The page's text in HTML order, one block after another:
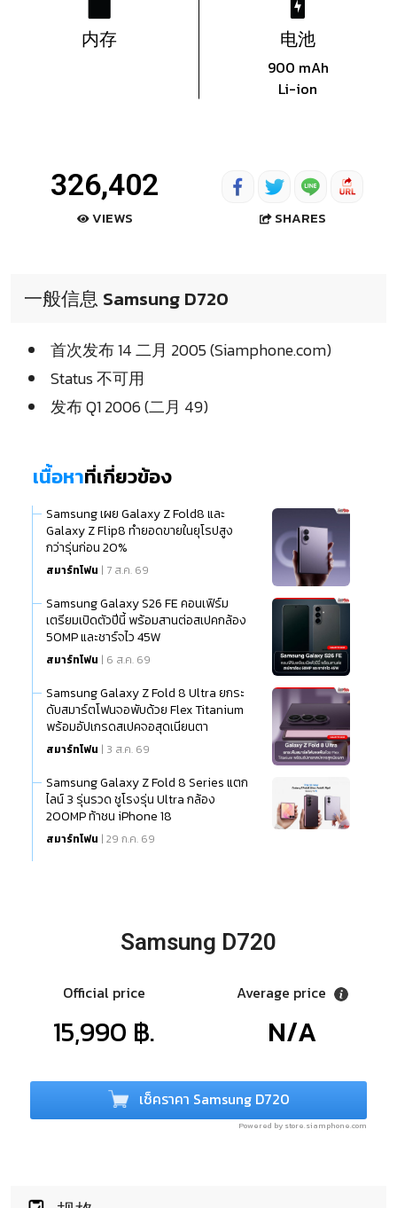
内存 电池
900 mAh
Li-ion
326,402
VIEWS SHARES
一般信息 Samsung D720
首次发布 14 二月 2005 (Siamphone.com)
Status 不可用
发布 Q1 2006 (二月 49)
เนื้อหาที่เกี่ยวข้อง
Samsung เผย Galaxy Z Fold8 และ
Galaxy Z Flip8 ทำยอดขายในยุโรปสูง
กว่ารุ่นก่อน 20%
สมาร์ทโฟน | 7 ส.ค. 69
Samsung Galaxy S26 FE คอนเฟิร์ม
เตรียมเปิดตัวปีนี้ พร้อมสานต่อสเปคกล้อง
50MP และชาร์จไว 45W
สมาร์ทโฟน | 6 ส.ค. 69
Samsung Galaxy Z Fold 8 Ultra ยกระ
ดับสมาร์ตโฟนจอพับด้วย Flex Titanium
พร้อมอัปเกรดสเปคจอสุดเนียนตา
สมาร์ทโฟน | 3 ส.ค. 69
Samsung Galaxy Z Fold 8 Series แตก
ไลน์ 3 รุ่นรวด ชูโรงรุ่น Ultra กล้อง
200MP ท้าชน iPhone 18
สมาร์ทโฟน | 29 ก.ค. 69
Samsung D720
Official price
15,990 ฿.
Average price
N/A
เช็คราคา Samsung D720
Powered by store.siamphone.com